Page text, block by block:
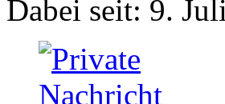
Dabei seit: 9.